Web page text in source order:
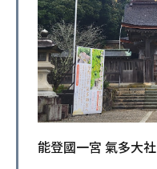
能登國一宮 氣多大社